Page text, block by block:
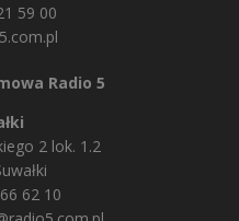
59 00
Radio 5
2 lok. 1.2
62 10